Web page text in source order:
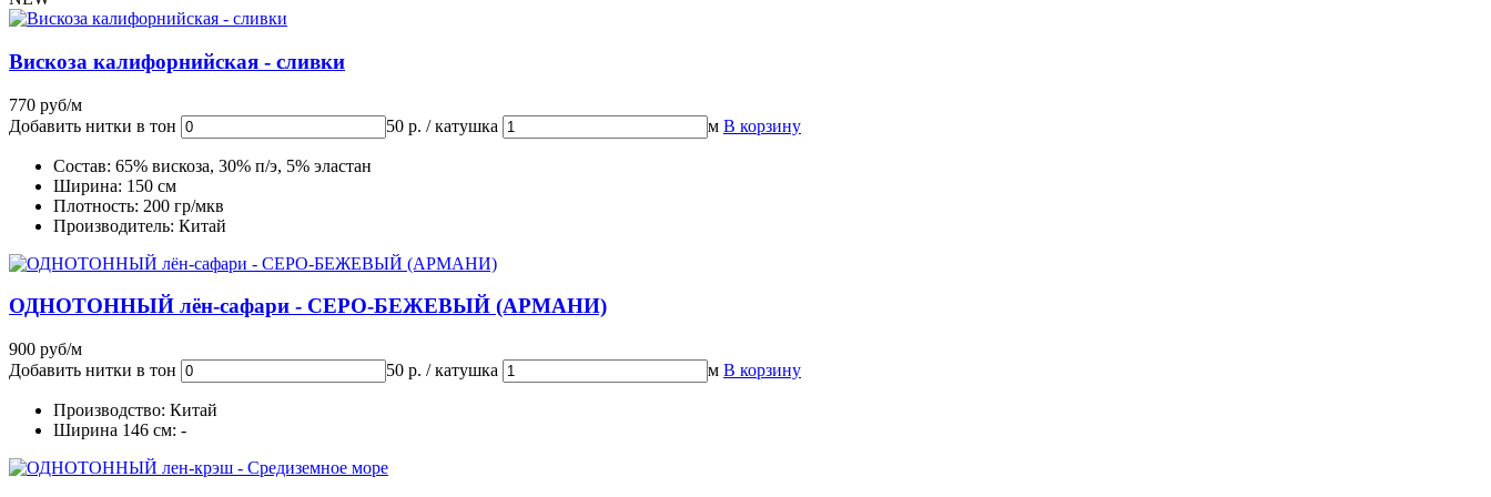
Вискоза калифорнийская - сливки
770 руб/м
Добавить нитки в тон
50 р. / катушка м В корзину
Состав: 65% вискоза, 30% п/э, 5% эластан
Ширина: 150 см
Плотность: 200 гр/мкв
Производитель: Китай
ОДНОТОННЫЙ лён-сафари - СЕРО-БЕЖЕВЫЙ (АРМАНИ)
900 руб/м
Добавить нитки в тон
50 р. / катушка м В корзину
Производство: Китай
Ширина 146 см: -